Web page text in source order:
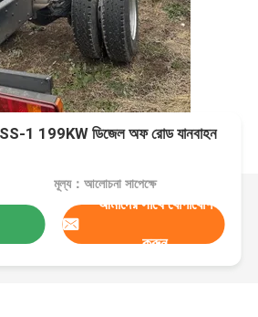
1 199KW ডিজেল অফ রোড যানবাহন
মূল্য：আলোচনা সাপেক্ষে
আমাদের সাথে যোগাযোগ
করুন